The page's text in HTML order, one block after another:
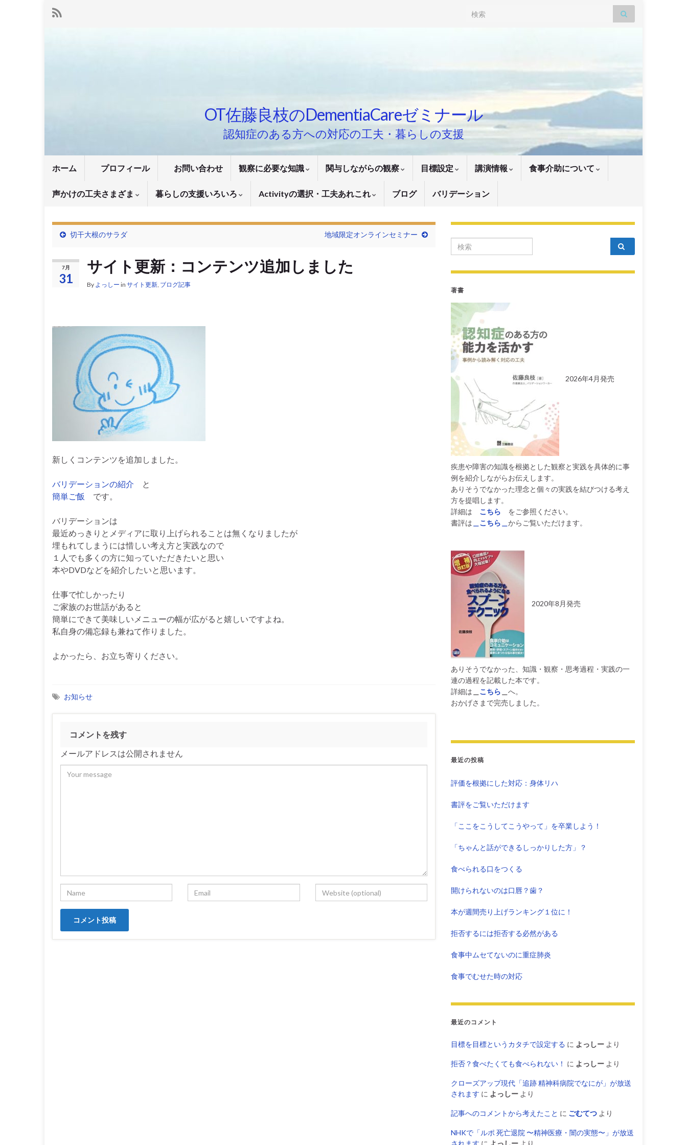
Search for:
OT佐藤良枝のDementiaCareゼミナール
認知症のある方への対応の工夫・暮らしの支援
ホーム プロフィール お問い合わせ 観察に必要な知識 関与しながらの観察 目標設定 講演情報 食事介助について
声かけの工夫さまざま 暮らしの支援いろいろ Activityの選択・工夫あれこれ ブログ バリデーション
切干大根のサラダ 地域限定オンラインセミナー
7月
31
サイト更新：コンテンツ追加しました
By よっしー in サイト更新, ブログ記事
新しくコンテンツを追加しました。
バリデーションの紹介 と
簡単ご飯
です。
バリデーションは
最近めっきりとメディアに取り上げられることは無くなりましたが
埋もれてしまうには惜しい考え方と実践なので
１人でも多くの方に知っていただきたいと思い
本やDVDなどを紹介したいと思います。
仕事で忙しかったり
ご家族のお世話があると
簡単にできて美味しいメニューの幅が広がると嬉しいですよね。
私自身の備忘録も兼ねて作りました。
よかったら、お立ち寄りください。
お知らせ
コメントを残す
メールアドレスは公開されません
Search for:
著書
2026年4月発売
疾患や障害の知識を根拠とした観察と実践を具体的に事
例を紹介しながらお伝えします。
ありそうでなかった理念と個々の実践を結びつける考え
方を提唱します。
詳細は
こちら
をご参照ください。
書評は ＿こちら＿ からご覧いただけます。
2020年8月発売
ありそうでなかった、知識・観察・思考過程・実践の一
連の過程を記載した本です。
詳細は
こちら
へ。
おかげさまで完売しました。
最近の投稿
評価を根拠にした対応：身体リハ
書評をご覧いただけます
「ここをこうしてこうやって」を卒業しよう！
「ちゃんと話ができるしっかりした方」？
食べられる口をつくる
開けられないのは口唇？歯？
本が週間売り上げランキング１位に！
拒否するには拒否する必然がある
食事中ムセてないのに重症肺炎
食事でむせた時の対応
最近のコメント
目標を目標というカタチで設定する に よっしー より
拒否？食べたくても食べられない！ に よっしー より
クローズアップ現代「追跡 精神科病院でなにが」が放送
されます に よっしー より
記事へのコメントから考えたこと に ごむてつ より
NHKで「ルポ 死亡退院 〜精神医療・闇の実態〜」が放送
されます に よっしー より